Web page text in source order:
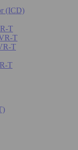
(ICD)
T
T
T
T